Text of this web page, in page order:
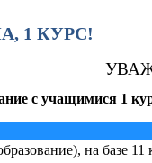
1 КУРС!
с учащимися 1
на базе 11